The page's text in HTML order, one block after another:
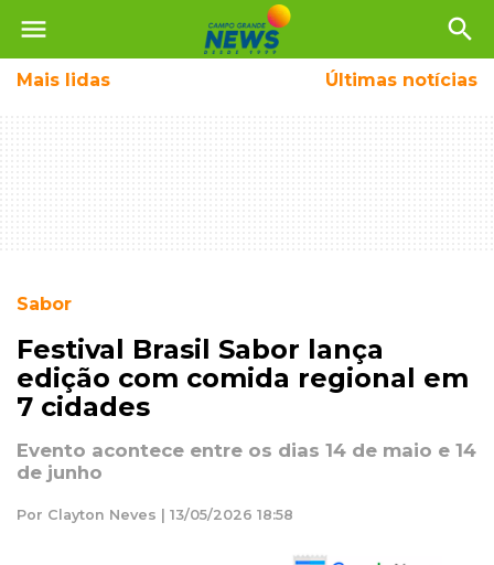
menu search
Mais lidas Últimas notícias
Sabor
Festival Brasil Sabor lança
edição com comida regional em
7 cidades
Evento acontece entre os dias 14 de maio e 14
de junho
Por Clayton Neves | 13/05/2026 18:58